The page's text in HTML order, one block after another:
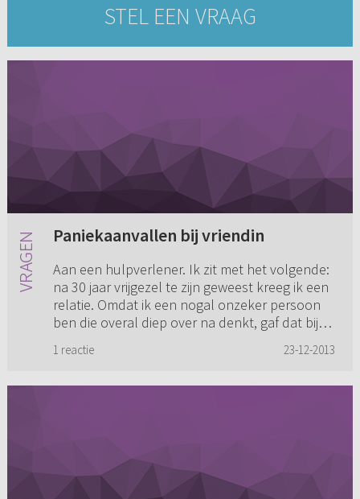
STEL EEN VRAAG
Paniekaanvallen bij vriendin
Aan een hulpverlener. Ik zit met het volgende:
na 30 jaar vrijgezel te zijn geweest kreeg ik een
relatie. Omdat ik een nogal onzeker persoon
ben die overal diep over na denkt, gaf dat bij
1 reactie 23-12-2013